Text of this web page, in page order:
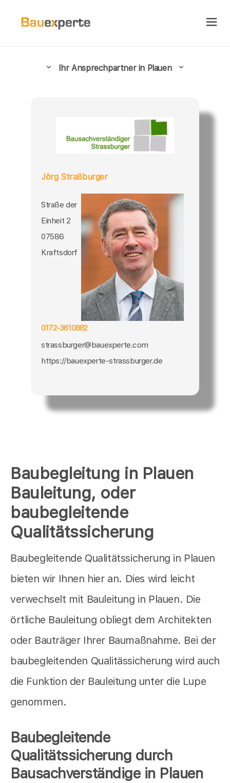
Baubegleitung in Plauen
Bauleitung, oder
baubegleitende
Qualitätssicherung
Baubegleitende Qualitätssicherung in Plauen
bieten wir Ihnen hier an. Dies wird leicht
verwechselt mit Bauleitung in Plauen. Die
örtliche Bauleitung obliegt dem Architekten
oder Bauträger Ihrer Baumaßnahme. Bei der
baubegleitenden Qualitässicherung wird auch
die Funktion der Bauleitung unter die Lupe
genommen.
Baubegleitende
Qualitätssicherung durch
Bausachverständige in Plauen
Ihr Ansprechpartner in Plauen
Jörg Straßburger
Straße der
Einheit 2
07586
Kraftsdorf
0172-3610882
strassburger@bauexperte.com
https://bauexperte-strassburger.de